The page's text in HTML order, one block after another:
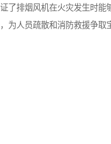
了排烟风机在火灾发生时能
为人员疏散和消防救援争取